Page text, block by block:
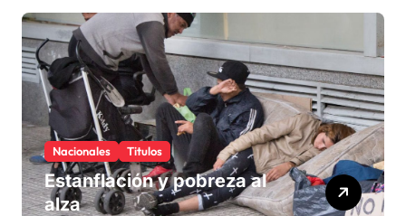
Nacionales Titulos
Estanflación y pobreza al
alza